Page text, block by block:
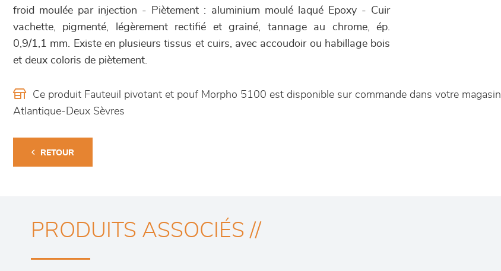
froid moulée par injection - Piètement : aluminium moulé laqué Epoxy - Cuir
vachette, pigmenté, légèrement rectifié et grainé, tannage au chrome, ép.
0,9/1,1 mm. Existe en plusieurs tissus et cuirs, avec accoudoir ou habillage bois
et deux coloris de piètement.
Ce produit Fauteuil pivotant et pouf Morpho 5100 est disponible sur commande dans votre magasin
Atlantique-Deux Sèvres
RETOUR
PRODUITS ASSOCIÉS //